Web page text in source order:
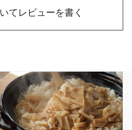
てレビューを書く